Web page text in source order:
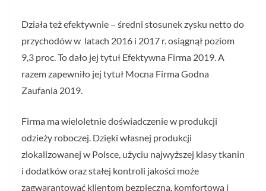
Działa też efektywnie – średni stosunek zysku netto do
przychodów w latach 2016 i 2017 r. osiągnął poziom
9,3 proc. To dało jej tytuł Efektywna Firma 2019. A
razem zapewniło jej tytuł Mocna Firma Godna
Zaufania 2019.
Firma ma wieloletnie doświadczenie w produkcji
odzieży roboczej. Dzięki własnej produkcji
zlokalizowanej w Polsce, użyciu najwyższej klasy tkanin
i dodatków oraz stałej kontroli jakości może
zagwarantować klientom bezpieczną, komfortową i